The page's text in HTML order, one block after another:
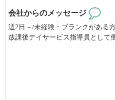
ることを大切にしています。
プライベートも大切にしながら、
仕事には真剣に、そして前向き
会社からのメッセージ
週2日～/未経験・ブランクがある
放課後デイサービス指導員として